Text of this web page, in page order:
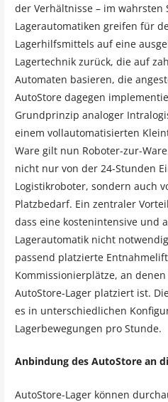
der Verhältnisse – im wahrsten
Lagerautomatiken greifen für
Lagerhilfsmittels auf eine
Lagertechnik zurück, die auf
Automaten basieren, die
AutoStore dagegen
Grundprinzip analoger
einem vollautomatisierten
Ware gilt nun Roboter-zur-
nicht nur von der 24-Stunden
Logistikroboter, sondern auch
Platzbedarf. Ein zentraler
dass eine kostenintensive und
Lagerautomatik nicht
passend platzierte
Kommissionierplätze, an
AutoStore-Lager platziert ist.
es in unterschiedlichen
Lagerbewegungen pro Stunde.
Anbindung des AutoStore an
AutoStore-Lager können